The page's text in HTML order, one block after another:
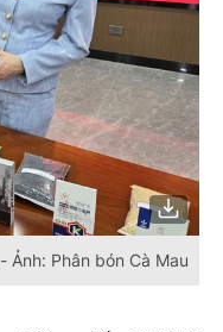
Ảnh: Phân bón Cà Mau